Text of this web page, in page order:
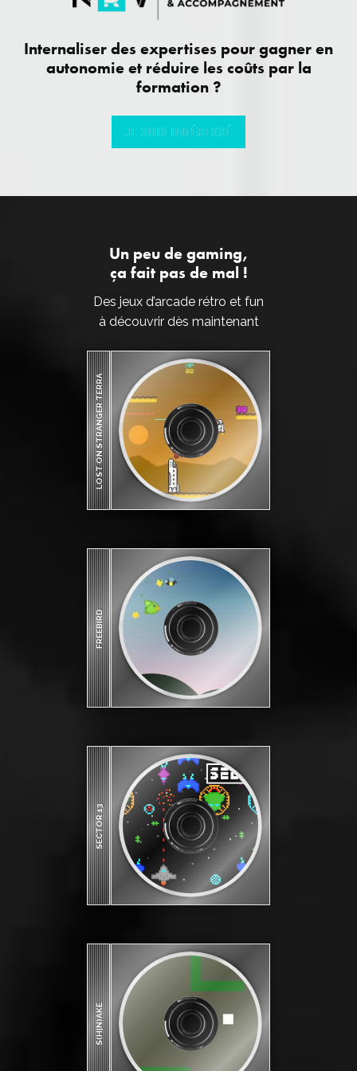
Internaliser des expertises pour gagner en
autonomie et réduire les coûts par la
formation ?
JE SUIS INTÉRESSÉ
JE SUIS INTÉRESSÉ
Un peu de gaming,
ça fait pas de mal !
Des jeux d’arcade rétro et fun
à découvrir dès maintenant
LOST ON STRANGER TERRA
FREEBIRD
SECTOR 13
S(H|N)AKE